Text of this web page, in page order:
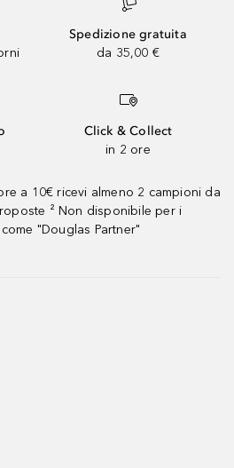
Spedizione gratuita
da 35,00 €
Click & Collect
in 2 ore
a 10€ ricevi almeno 2 campioni da
² Non disponibile per i
"Douglas Partner"